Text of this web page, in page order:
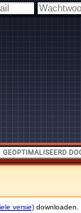
versie) downloaden.